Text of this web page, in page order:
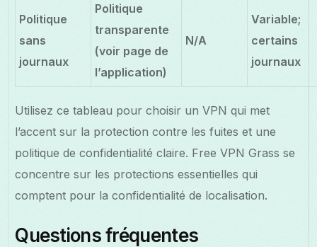
Politique
sans
journaux
Politique
transparente
(voir page de
l’application)
N/A
Variable;
certains
journaux
Utilisez ce tableau pour choisir un VPN qui met
l’accent sur la protection contre les fuites et une
politique de confidentialité claire. Free VPN Grass se
concentre sur les protections essentielles qui
comptent pour la confidentialité de localisation.
Questions fréquentes